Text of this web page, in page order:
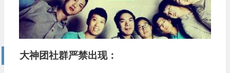
大神团社群严禁出现：